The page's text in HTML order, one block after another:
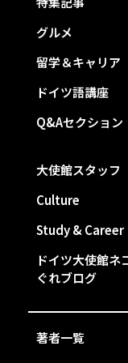
グルメ
留学＆キャリア
ドイツ語講座
Q&Aセクション
大使館スタッフ
Culture
Study & Career
ドイツ大使館ネ
ぐれブログ
著者一覧